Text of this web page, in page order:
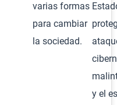
varias formas
para cambiar
la sociedad.
y el